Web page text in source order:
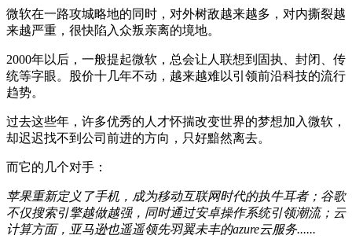
微软在一路攻城略地的同时，对外树敌越来越多，对内撕裂越
来越严重，很快陷入众叛亲离的境地。
2000年以后，一般提起微软，总会让人联想到固执、封闭、传
统等字眼。股价十几年不动，越来越难以引领前沿科技的流行
趋势。
过去这些年，许多优秀的人才怀揣改变世界的梦想加入微软，
却迟迟找不到公司前进的方向，只好黯然离去。
而它的几个对手：
苹果重新定义了手机，成为移动互联网时代的执牛耳者；谷歌
不仅搜索引擎越做越强，同时通过安卓操作系统引领潮流；云
计算方面，亚马逊也遥遥领先羽翼未丰的azure云服务......